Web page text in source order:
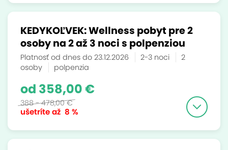
KEDYKOĽVEK: Wellness pobyt pre 2
osoby na 2 až 3 noci s polpenziou
Platnosť od dnes do 23.12.2026 2-3 noci
2
osoby
polpenzia
ušetríte až 8 %
od 358,00 €
388 - 478,00 €